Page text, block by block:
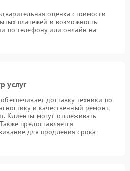
оценка стоимости
платежей и возможность
по телефону или онлайн на
услуг
доставку техники по
и качественный ремонт,
Клиенты могут отслеживать
предоставляется
для продления срока